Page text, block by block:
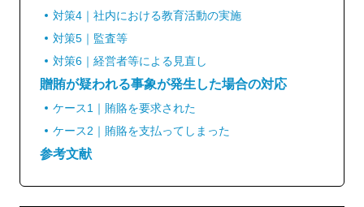
対策4｜社内における教育活動の実施
対策5｜監査等
対策6｜経営者等による見直し
贈賄が疑われる事象が発生した場合の対応
ケース1｜賄賂を要求された
ケース2｜賄賂を支払ってしまった
参考文献